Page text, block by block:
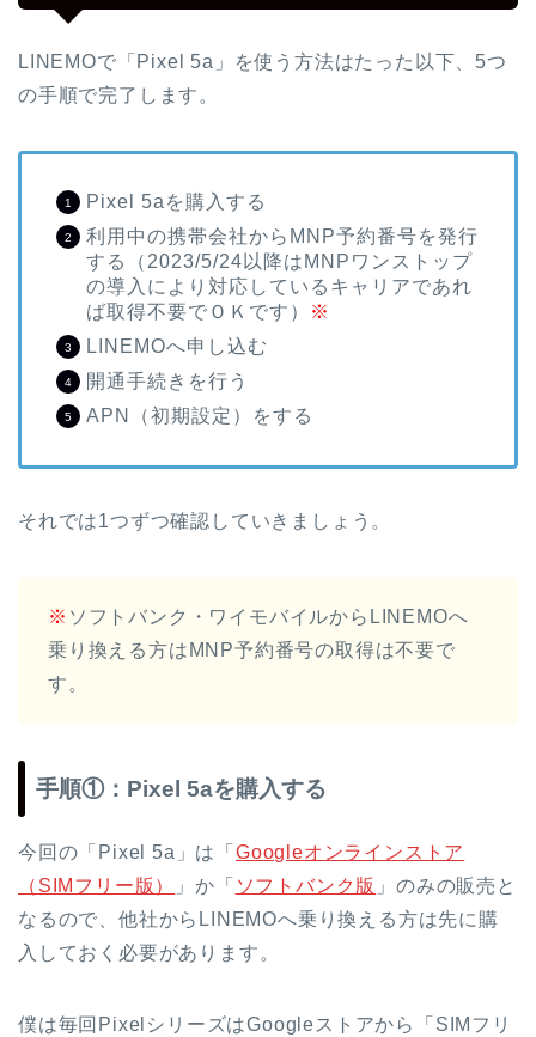
LINEMOで「Pixel 5a」を使う方法はたった以下、5つ
の手順で完了します。
Pixel 5aを購入する
利用中の携帯会社からMNP予約番号を発行
する（2023/5/24以降はMNPワンストップ
の導入により対応しているキャリアであれ
ば取得不要でＯＫです）
※
LINEMOへ申し込む
開通手続きを行う
APN（初期設定）をする
それでは1つずつ確認していきましょう。
※ ソフトバンク・ワイモバイルからLINEMOへ
乗り換える方はMNP予約番号の取得は不要で
す。
手順①：Pixel 5aを購入する
今回の「Pixel 5a」は「 Googleオンラインストア
（SIMフリー版）
」か「 ソフトバンク版 」のみの販売と
なるので、他社からLINEMOへ乗り換える方は先に購
入しておく必要があります。
僕は毎回PixelシリーズはGoogleストアから「SIMフリ